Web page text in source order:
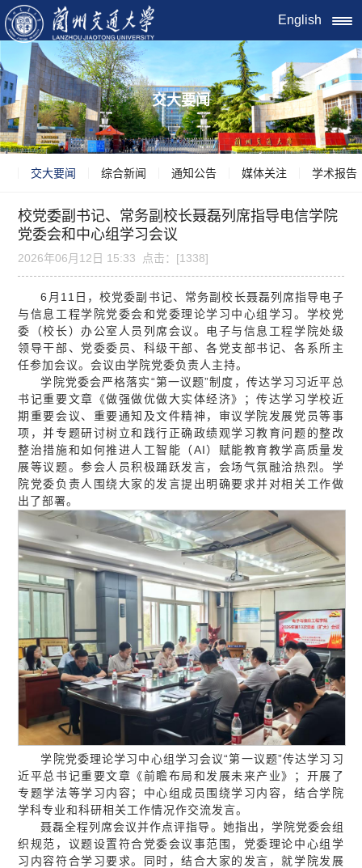
English
交大要闻
交大要闻 综合新闻 通知公告 媒体关注 学术报告
校党委副书记、常务副校长聂磊列席指导电信学院
党委会和中心组学习会议
2026年06月12日 15:33 点击：[1338]
6月11日，校党委副书记、常务副校长聂磊列席指导电子
与信息工程学院党委会和党委理论学习中心组学习。学校党
委（校长）办公室人员列席会议。电子与信息工程学院处级
领导干部、党委委员、科级干部、各党支部书记、各系所主
任参加会议。会议由学院党委负责人主持。
学院党委会严格落实“第一议题”制度，传达学习习近平总
书记重要文章《做强做优做大实体经济》；传达学习学校近
期重要会议、重要通知及文件精神，审议学院发展党员等事
项，并专题研讨树立和践行正确政绩观学习教育问题的整改
整治措施和如何推进人工智能（AI）赋能教育教学高质量发
展等议题。参会人员积极踊跃发言，会场气氛融洽热烈。学
院党委负责人围绕大家的发言提出明确要求并对相关工作做
出了部署。
学院党委理论学习中心组学习会议“第一议题”传达学习习
近平总书记重要文章《前瞻布局和发展未来产业》；开展了
专题学法等学习内容；中心组成员围绕学习内容，结合学院
学科专业和科研相关工作情况作交流发言。
聂磊全程列席会议并作点评指导。她指出，学院党委会组
织规范，议题设置符合党委会议事范围，党委理论中心组学
习内容符合学习要求。同时，结合大家的发言，就学院发展